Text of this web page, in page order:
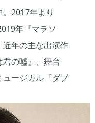
2017年より
年『マラソ
近年の主な出演作
の嘘』、舞台
ュージカル『ダブ